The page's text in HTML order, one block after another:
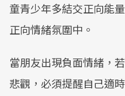
童青少年多結交正向能
正向情緒氛圍中。
當朋友出現負面情緒，
悲觀，必須提醒自己適